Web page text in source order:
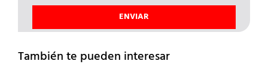
También te pueden interesar